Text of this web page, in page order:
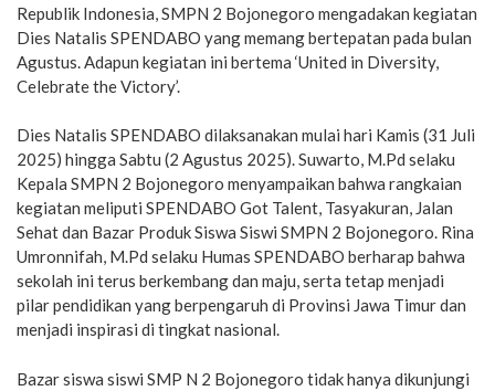
Republik Indonesia, SMPN 2 Bojonegoro mengadakan kegiatan
Dies Natalis SPENDABO yang memang bertepatan pada bulan
Agustus. Adapun kegiatan ini bertema ‘United in Diversity,
Celebrate the Victory’.
Dies Natalis SPENDABO dilaksanakan mulai hari Kamis (31 Juli
2025) hingga Sabtu (2 Agustus 2025). Suwarto, M.Pd selaku
Kepala SMPN 2 Bojonegoro menyampaikan bahwa rangkaian
kegiatan meliputi SPENDABO Got Talent, Tasyakuran, Jalan
Sehat dan Bazar Produk Siswa Siswi SMPN 2 Bojonegoro. Rina
Umronnifah, M.Pd selaku Humas SPENDABO berharap bahwa
sekolah ini terus berkembang dan maju, serta tetap menjadi
pilar pendidikan yang berpengaruh di Provinsi Jawa Timur dan
menjadi inspirasi di tingkat nasional.
Bazar siswa siswi SMP N 2 Bojonegoro tidak hanya dikunjungi